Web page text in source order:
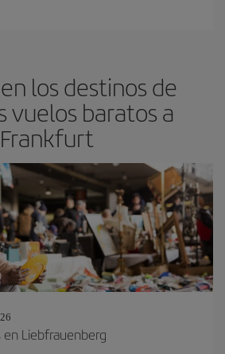
los destinos de
vuelos baratos a
Frankfurt
Liebfrauenberg